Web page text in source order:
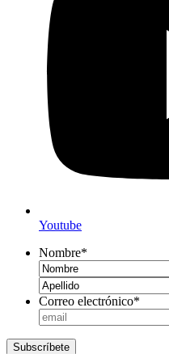
Youtube
Nombre*
Correo electrónico*
Subscríbete